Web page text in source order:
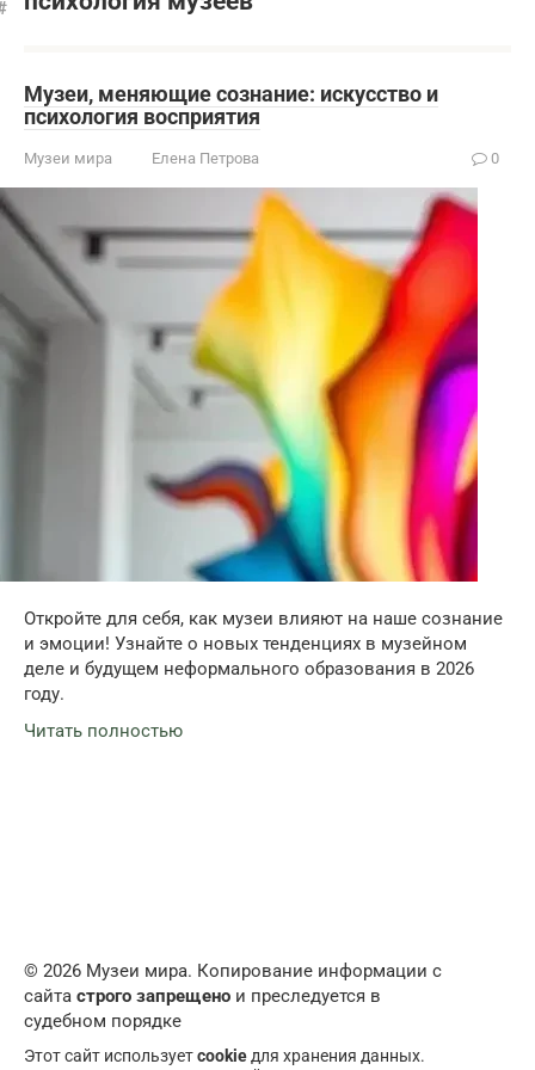
Музеи, меняющие сознание: искусство и
психология восприятия
Музеи мира Елена Петрова 0
Откройте для себя, как музеи влияют на наше сознание
и эмоции! Узнайте о новых тенденциях в музейном
деле и будущем неформального образования в 2026
году.
Читать полностью
© 2026 Музеи мира. Копирование информации с
сайта строго запрещено и преследуется в
судебном порядке
Этот сайт используетcookie для хранения данных.